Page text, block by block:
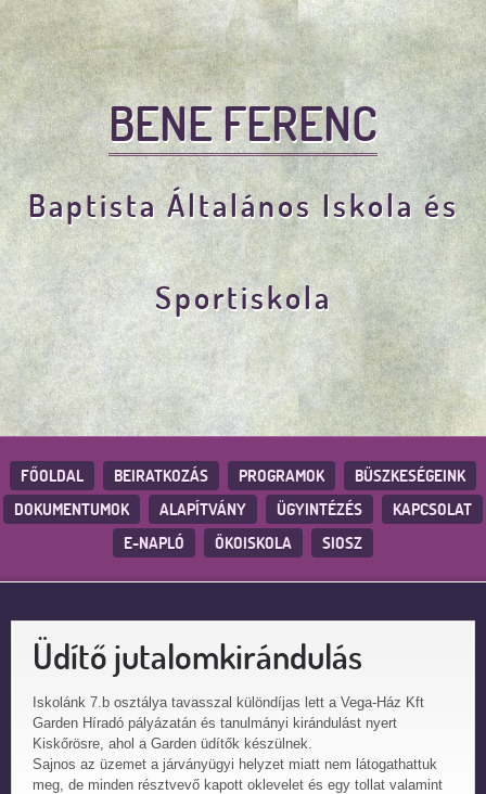
BENE FERENC
Baptista Általános Iskola és
Sportiskola
FŐOLDAL BEIRATKOZÁS PROGRAMOK
BÜSZKESÉGEINK
DOKUMENTUMOK
ALAPÍTVÁNY ÜGYINTÉZÉS
KAPCSOLAT
E-NAPLÓ
ÖKOISKOLA SIOSZ
Üdítő jutalomkirándulás
Iskolánk 7.b osztálya tavasszal különdíjas lett a Vega-Ház Kft
Garden Híradó pályázatán és tanulmányi kirándulást nyert
Kiskőrösre, ahol a Garden üdítők készülnek.
Sajnos az üzemet a járványügyi helyzet miatt nem látogathattuk
meg, de minden résztvevő kapott oklevelet és egy tollat valamint